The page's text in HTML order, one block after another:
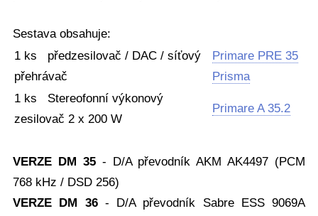
Sestava obsahuje:
1 ks předzesilovač / DAC / síťový
přehrávač
Primare PRE 35
Prisma
1 ks Stereofonní výkonový
zesilovač 2 x 200 W
Primare A 35.2
VERZE DM 35- D/A převodník AKM AK4497 (PCM
768 kHz / DSD 256)
VERZE DM 36- D/A převodník Sabre ESS 9069A